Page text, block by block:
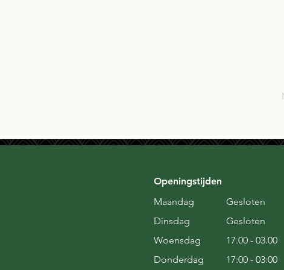
Openingstijden
Maandag
Dinsdag
Woensdag
Donderdag
Gesloten
Gesloten
17.00 - 03.00
17:00 - 03:00